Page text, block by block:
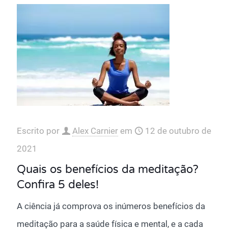
Escrito por Alex Carnier em
12 de outubro de
2021
Quais os benefícios da meditação?
Confira 5 deles!
A ciência já comprova os inúmeros benefícios da
meditação para a saúde física e mental, e a cada